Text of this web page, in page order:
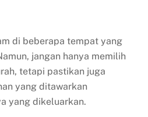
di beberapa tempat yang
jangan hanya memilih
tetapi pastikan juga
yang ditawarkan
yang dikeluarkan.